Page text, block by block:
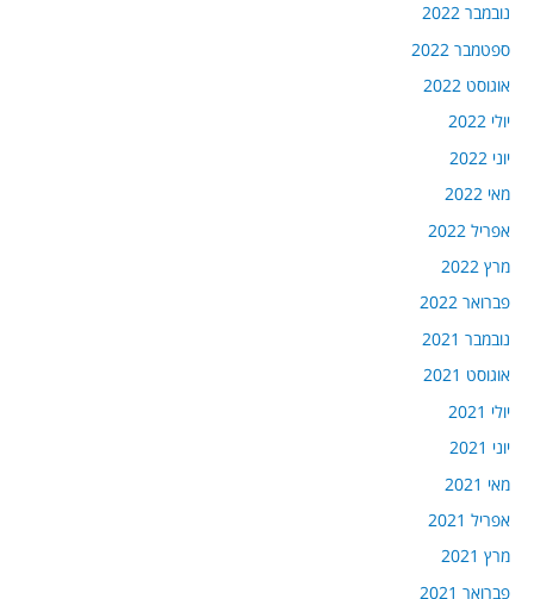
נובמבר 2022
ספטמבר 2022
אוגוסט 2022
יולי 2022
יוני 2022
מאי 2022
אפריל 2022
מרץ 2022
פברואר 2022
נובמבר 2021
אוגוסט 2021
יולי 2021
יוני 2021
מאי 2021
אפריל 2021
מרץ 2021
פברואר 2021